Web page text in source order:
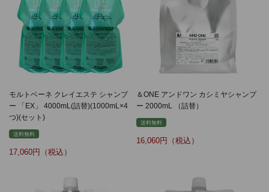
モルトベーネ クレイエステ シャンプ
ー 「EX」 4000mL(詰替)(1000mL×4
つ)(セット)
送料無料
17,060
＆ONE アンドワン カシミヤシャンプ
ー 2000mL （詰替）
送料無料
16,060